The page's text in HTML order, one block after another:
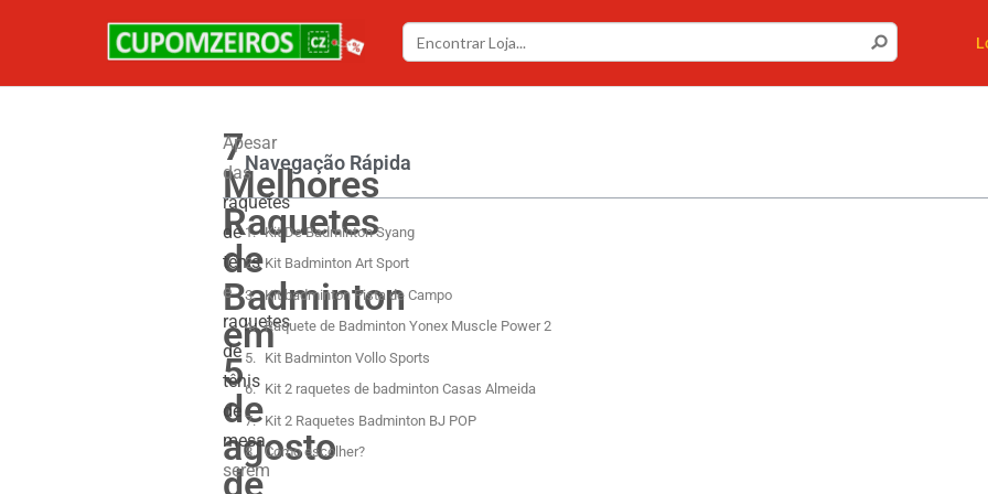
7
Melhores
Raquetes
de
Badminton
em
5
de
agosto
de
Apesar
das
raquetes
de
tênis
e
raquetes
de
tênis
de
mesa
serem
Navegação Rápida
Kit De Badminton Syang
Kit Badminton Art Sport
Kit badminton Pista de Campo
Raquete de Badminton Yonex Muscle Power 2
Kit Badminton Vollo Sports
Kit 2 raquetes de badminton Casas Almeida
Kit 2 Raquetes Badminton BJ POP
Como escolher?